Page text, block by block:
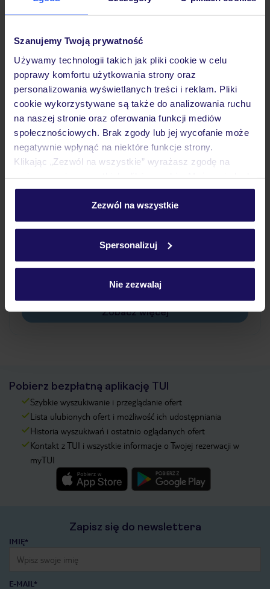
Szanujemy Twoją prywatność
Używamy technologii takich jak pliki cookie w celu
poprawy komfortu użytkowania strony oraz
personalizowania wyświetlanych treści i reklam. Pliki
cookie wykorzystywane są także do analizowania ruchu
na naszej stronie oraz oferowania funkcji mediów
społecznościowych. Brak zgody lub jej wycofanie może
negatywnie wpłynąć na niektóre funkcje strony.
Klikając „Zezwól na wszystkie” wyrażasz zgodę na
personalizować swój wybór wchodząc w zakładkę
Szczegółowe informacje o plikach cookie znajdziesz
Zezwól na wszystkie
Spersonalizuj
Nie zezwalaj
Pokoje
Wyżywienie
Atrakcje
Często zadawane pytania
Jak zmienić uczestników/osobę zgłaszającą?
Czy w Hotelu będzie przedstawiciel TUI?
pokładowe/bilety lotnicze?
Zobacz więcej
Pobierz bezpłatną aplikację TUI
Szybkie wyszukiwanie i przeglądanie ofert
Lista ulubionych ofert i możliwość ich udostępniania
Historia wyszukiwań i ostatnio oglądanych ofert
Kontakt z TUI i wszystkie informacje o Twojej rezerwacji w
myTUI
Zapisz się do newslettera
IMIĘ*
E-MAIL*